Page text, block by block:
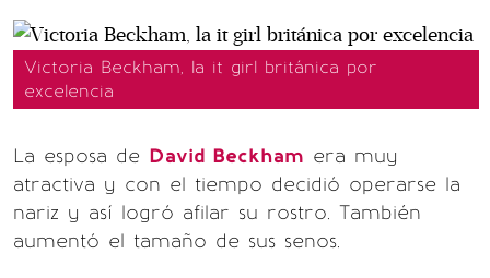
Victoria Beckham, la it girl británica por
excelencia
La esposa de David Beckham era muy
atractiva y con el tiempo decidió operarse la
nariz y así logró afilar su rostro. También
aumentó el tamaño de sus senos.